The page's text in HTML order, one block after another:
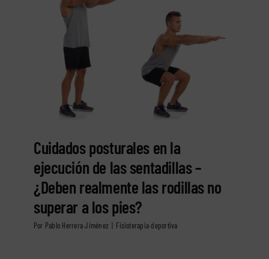
Cuidados posturales en la
ejecución de las sentadillas –
¿Deben realmente las rodillas no
superar a los pies?
Por Pablo Herrera Jiménez Fisioterapia deportiva